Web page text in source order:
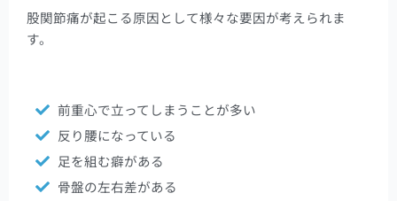
股関節痛が起こる原因として様々な要因が考えられま
す。
前重心で立ってしまうことが多い
反り腰になっている
足を組む癖がある
骨盤の左右差がある